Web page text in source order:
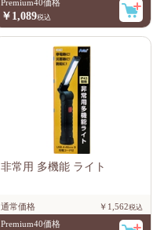
Premium40価格
￥1,089
非常用 多機能 ライト
通常価格
￥1,562
Premium40価格